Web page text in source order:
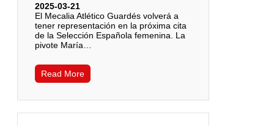
2025-03-21
El Mecalia Atlético Guardés volverá a
tener representación en la próxima cita
de la Selección Española femenina. La
pivote María…
Read More